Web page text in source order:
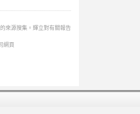
來源搜集。輝立對有關報告
網頁